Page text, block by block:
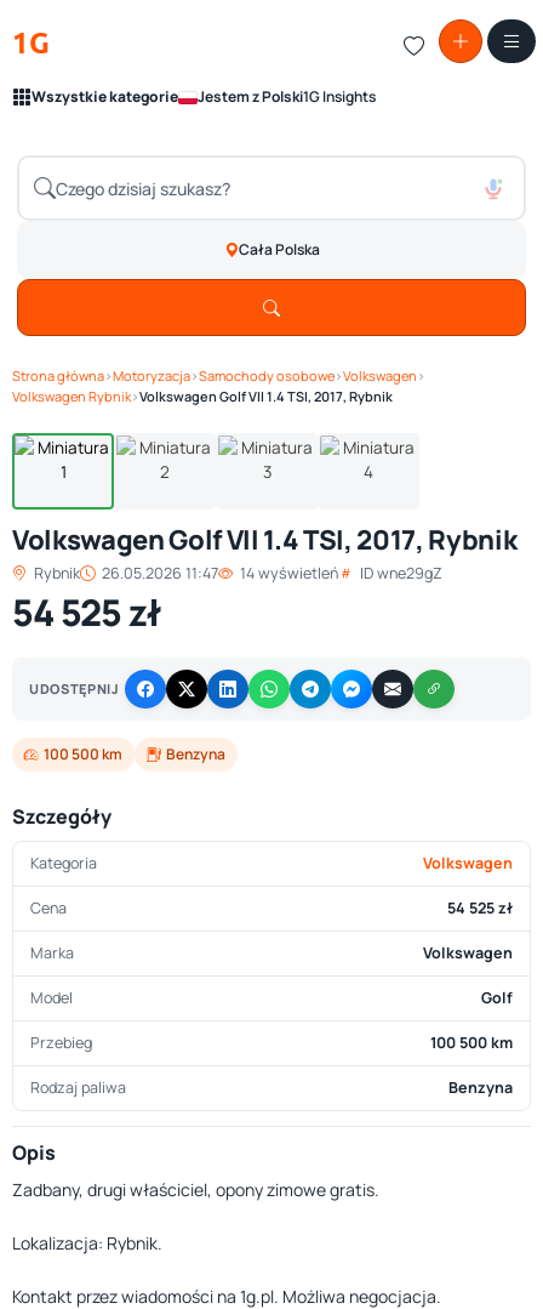
1G
Wszystkie kategorie Jestem z Polski1G Insights
Cała Polska
Strona główna›Motoryzacja›Samochody osobowe›Volkswagen ›
Volkswagen Rybnik›Volkswagen Golf VII 1.4 TSI, 2017, Rybnik
1/ 4 Zobacz galerię
Volkswagen Golf VII 1.4 TSI, 2017, Rybnik
Rybnik 26.05.2026 11:47 14 wyświetleń ID wne29gZ
54 525 zł
UDOSTĘPNIJ
100 500 km Benzyna
Szczegóły
Kategoria Volkswagen
Cena 54 525 zł
Marka Volkswagen
Model Golf
Przebieg 100 500 km
Rodzaj paliwa Benzyna
Opis
Zadbany, drugi właściciel, opony zimowe gratis.
Lokalizacja: Rybnik.
Kontakt przez wiadomości na 1g.pl. Możliwa negocjacja.